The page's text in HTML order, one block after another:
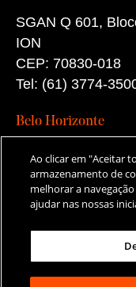
SGAN Q 601,
ION
CEP: 70830-018
Tel: (61) 3774-
Belo Horizonte
Rua Rio de
23º andar – Sala
CEP: 30160-041
Tel: (31) 98412-
Aviso de
Portal de
Ao clicar em "Aceitar
armazenamento de
melhorar a
ajudar nas nossas